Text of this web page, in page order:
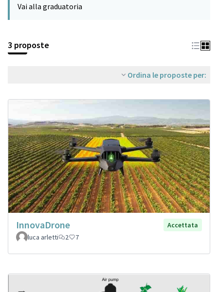
Vai alla graduatoria
3 proposte
Ordina le proposte per:
InnovaDrone
Accettata
luca arletti
2 7